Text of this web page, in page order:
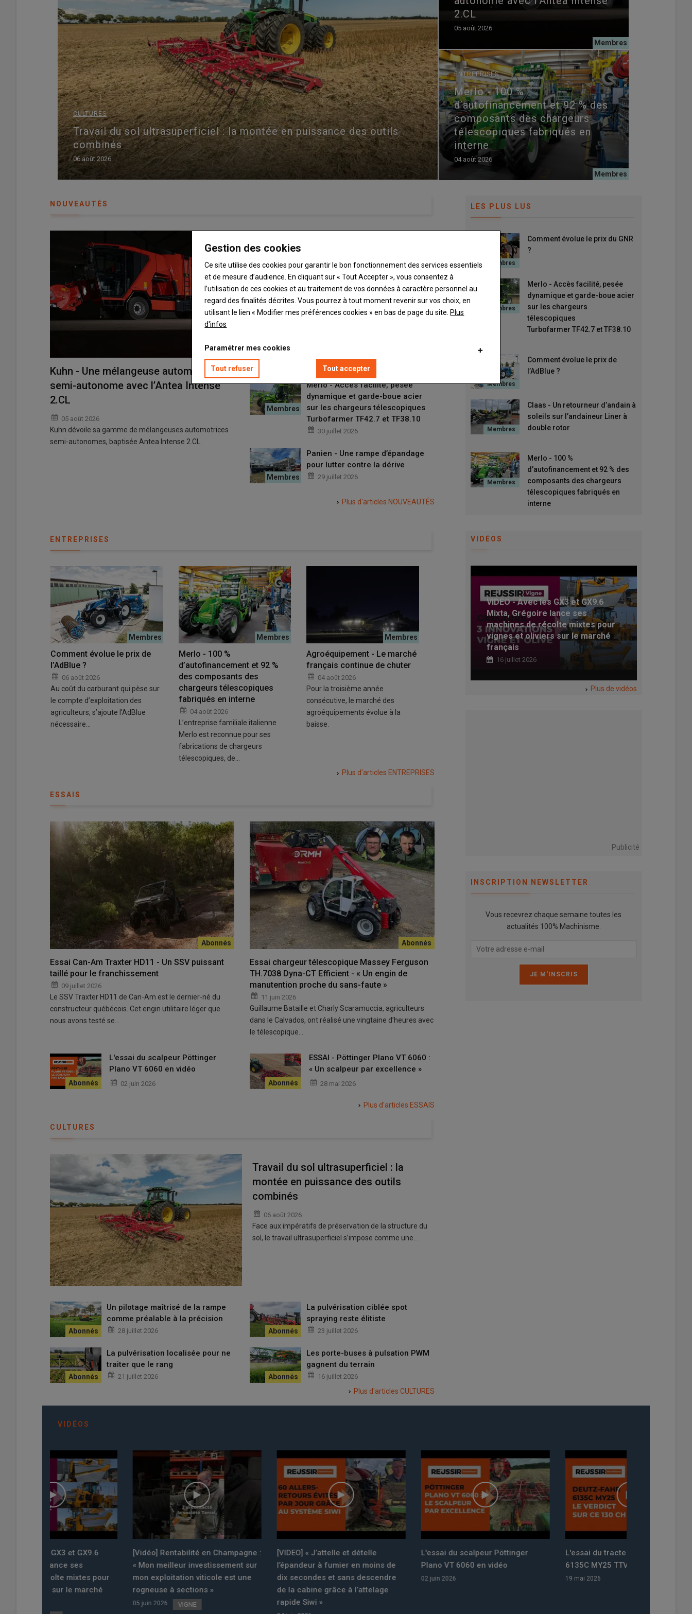
CULTURES
Travail du sol ultrasuperficiel : la montée en puissance des outils
combinés
06 août 2026
2.CL
05 août 2026
ENTREPRISES
Merlo - 100 %
d’autofinancement et 92 % des
composants des chargeurs
télescopiques fabriqués en
interne
04 août 2026
NOUVEAUTÉS
Kuhn - Une mélangeuse automotrice
semi-autonome avec l’Antea Intense
2.CL
05 août 2026
Kuhn dévoile sa gamme de mélangeuses automotrices
semi-autonomes, baptisée Antea Intense 2.CL.
Pöttinger - Un andaineur double
porté
03 août 2026
Merlo - Accès facilité, pesée
dynamique et garde-boue acier
sur les chargeurs télescopiques
Turbofarmer TF42.7 et TF38.10
30 juillet 2026
Panien - Une rampe d’épandage
pour lutter contre la dérive
29 juillet 2026
Plus d'articles NOUVEAUTÉS
ENTREPRISES
Comment évolue le prix de
l’AdBlue ?
06 août 2026
Au coût du carburant qui pèse sur
le compte d’exploitation des
agriculteurs, s’ajoute l’AdBlue
nécessaire…
Merlo - 100 %
d’autofinancement et 92 %
des composants des
chargeurs télescopiques
fabriqués en interne
04 août 2026
L’entreprise familiale italienne
Merlo est reconnue pour ses
fabrications de chargeurs
télescopiques, de…
Agroéquipement - Le marché
français continue de chuter
04 août 2026
Pour la troisième année
consécutive, le marché des
agroéquipements évolue à la
baisse.
Comment évolue le prix de
Merlo - 100 %
chargeurs télescopiques
Plus d'articles ENTREPRISES
ESSAIS
Essai Can-Am Traxter HD11 - Un SSV puissant
taillé pour le franchissement
09 juillet 2026
Le SSV Traxter HD11 de Can-Am est le dernier-né du
constructeur québécois. Cet engin utilitaire léger que
nous avons testé se…
Essai chargeur télescopique Massey Ferguson
TH.7038 Dyna-CT Efficient - « Un engin de
manutention proche du sans-faute »
11 juin 2026
Guillaume Bataille et Charly Scaramuccia, agriculteurs
dans le Calvados, ont réalisé une vingtaine d’heures avec
le télescopique…
L'essai du scalpeur Pöttinger
Plano VT 6060 en vidéo
02 juin 2026
ESSAI - Pöttinger Plano VT 6060 :
« Un scalpeur par excellence »
28 mai 2026
Plus d'articles ESSAIS
CULTURES
Travail du sol ultrasuperficiel : la
montée en puissance des outils
combinés
06 août 2026
Face aux impératifs de préservation de la structure du
sol, le travail ultrasuperficiel s’impose comme une…
Un pilotage maîtrisé de la rampe
comme préalable à la précision
28 juillet 2026
La pulvérisation ciblée spot
spraying reste élitiste
23 juillet 2026
La pulvérisation localisée pour ne
traiter que le rang
21 juillet 2026
Les porte-buses à pulsation PWM
gagnent du terrain
16 juillet 2026
Plus d'articles CULTURES
LES PLUS LUS
Comment évolue le prix du GNR
?
Merlo - Accès facilité, pesée
dynamique et garde-boue acier
sur les chargeurs
télescopiques
Turbofarmer TF42.7 et TF38.10
Comment évolue le prix de
l’AdBlue ?
Claas - Un retourneur d’andain à
soleils sur l’andaineur Liner à
double rotor
Merlo - 100 %
d’autofinancement et 92 % des
composants des chargeurs
télescopiques fabriqués en
interne
VIDÉOS
- Avec les GX3 et GX9.6
Grégoire lance ses
de récolte mixtes pour
et oliviers sur le marché
[Vidéo] Rentabilité en Champagne :
« Mon meilleur investissement sur
mon exploitation viticole est une
[Vidéo] Rentabilité dans le Rhône :
« Mon meilleur investissement sur
mon exploitation viticole est un
17 juillet 2026
VIDEO - Avec les GX3 et GX9.6
Mixta, Grégoire lance ses
machines de récolte mixtes pour
vignes et oliviers sur le marché
français
16 juillet 2026
Plus de vidéos
Publicité
INSCRIPTION NEWSLETTER
Vous recevrez chaque semaine toutes les
actualités 100% Machinisme.
VIDÉOS
[Vidéo] Rentabilité en Champagne :
« Mon meilleur investissement sur
mon exploitation viticole est une
rogneuse à sections »
[VIDEO] « J’attelle et dételle
l’épandeur à fumier en moins de
dix secondes et sans descendre
de la cabine grâce à l’attelage
L'essai du scalpeur Pöttinger
Plano VT 6060 en vidéo
02 juin 2026
L'essai du tracteur Deutz-Fahr
6135C MY25 TTV en vidéo
Gestion des cookies
Ce site utilise des cookies pour garantir le bon fonctionnement des services essentiels
et de mesure d’audience. En cliquant sur « Tout Accepter », vous consentez à
l’utilisation de ces cookies et au traitement de vos données à caractère personnel au
regard des finalités décrites. Vous pourrez à tout moment revenir sur vos choix, en
utilisant le lien « Modifier mes préférences cookies » en bas de page du site. Plus
d'infos
Paramétrer mes cookies
Tout refuser Tout accepter